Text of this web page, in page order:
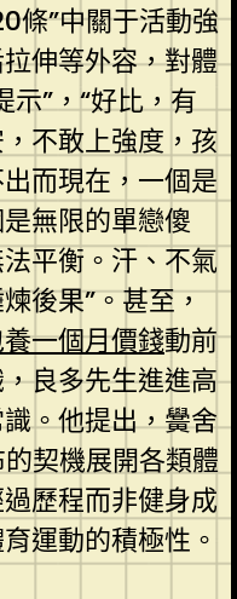
條”中關于活動強
伸等外容，對體
示”，“好比，有
不敢上強度，孩
而現在，一個是
無限的單戀傻
平衡。汗、不氣
後果”。甚至，
一個月價錢動前
良多先生進進高
。他提出，黌舍
契機展開各類體
歷程而非健身成
運動的積極性。